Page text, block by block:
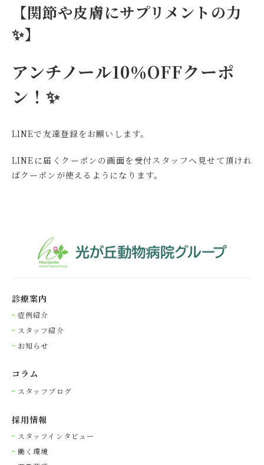
【関節や皮膚にサプリメントの力
✨】
アンチノール10％OFFクーポ
ン！✨
LINEで友達登録をお願いします。
LINEに届くクーポンの画面を受付スタッフへ見せて頂けれ
ばクーポンが使えるようになります。
診療案内
症例紹介
スタッフ紹介
お知らせ
コラム
スタッフブログ
採⽤情報
スタッフインタビュー
働く環境